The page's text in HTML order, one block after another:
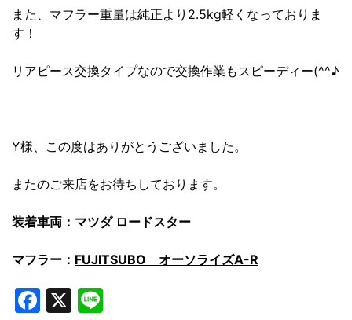
また、マフラー重量は純正より2.5kg軽くなっておりま
す！
リアピース交換タイプなので交換作業もスピーディー(^^♪
Y様、この度はありがとうございました。
またのご来店をお待ちしております。
装着車両：マツダ ロードスター
マフラー： FUJITSUBO オーソライズA-R
Facebook
X